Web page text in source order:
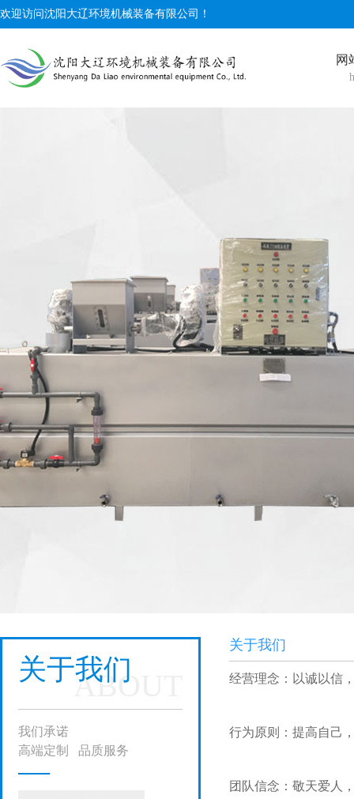
欢迎访问沈阳大辽环境机械装备有限公司！
网
ABOUT
关于我们
我们承诺
高端定制 品质服务
关于我们
经营理念：以诚以信
行为原则：提高自己
团队信念：敬天爱人